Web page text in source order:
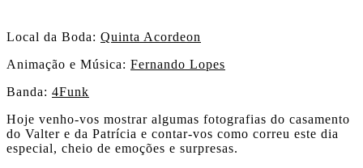
Local da Boda: Quinta Acordeon
Animação e Música: Fernando Lopes
Banda: 4Funk
Hoje venho-vos mostrar algumas fotografias do casamento
do Valter e da Patrícia e contar-vos como correu este dia
especial, cheio de emoções e surpresas.